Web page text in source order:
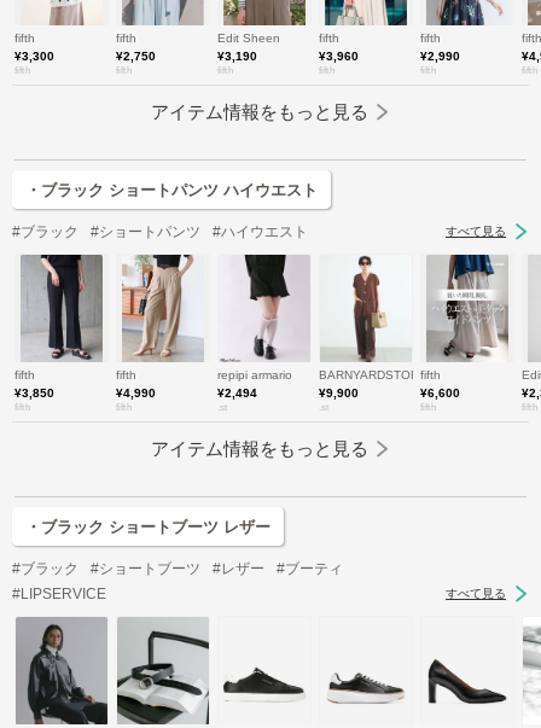
fifth
¥3,300
fifth
fifth
¥2,750
fifth
Edit Sheen
¥3,190
fifth
fifth
¥3,960
fifth
fifth
¥2,990
fifth
fifth
fifth
アイテム情報をもっと見る
・ブラック ショートパンツ ハイウエスト
#ブラック #ショートパンツ #ハイウエスト すべて見る
fifth
¥3,850
fifth
fifth
¥4,990
fifth
repipi armario
¥2,494
.st
BARNYARDSTORM
¥9,900
.st
fifth
¥6,600
fifth fifth
アイテム情報をもっと見る
・ブラック ショートブーツ レザー
#ブラック #ショートブーツ #レザー
#ブーティ
#LIPSERVICE
すべて見る